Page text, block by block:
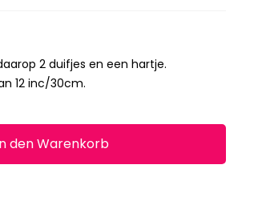
2 duifjes en een hartje.
12 inc/30cm.
den Warenkorb